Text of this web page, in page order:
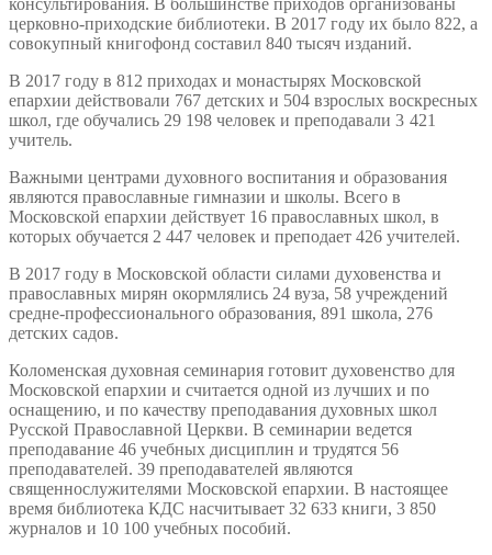
консультирования. В большинстве приходов организованы
церковно-приходские библиотеки. В 2017 году их было 822, а
совокупный книгофонд составил 840 тысяч изданий.
В 2017 году в 812 приходах и монастырях Московской
епархии действовали 767 детских и 504 взрослых воскресных
школ, где обучались 29 198 человек и преподавали 3 421
учитель.
Важными центрами духовного воспитания и образования
являются православные гимназии и школы. Всего в
Московской епархии действует 16 православных школ, в
которых обучается 2 447 человек и преподает 426 учителей.
В 2017 году в Московской области силами духовенства и
православных мирян окормлялись 24 вуза, 58 учреждений
средне-профессионального образования, 891 школа, 276
детских садов.
Коломенская духовная семинария готовит духовенство для
Московской епархии и считается одной из лучших и по
оснащению, и по качеству преподавания духовных школ
Русской Православной Церкви. В семинарии ведется
преподавание 46 учебных дисциплин и трудятся 56
преподавателей. 39 преподавателей являются
священнослужителями Московской епархии. В настоящее
время библиотека КДС насчитывает 32 633 книги, 3 850
журналов и 10 100 учебных пособий.